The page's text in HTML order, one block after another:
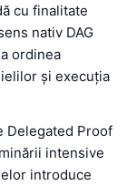
cu finalitate
nativ DAG
ordinea
și execuția
Delegated Proof
intensive
introduce